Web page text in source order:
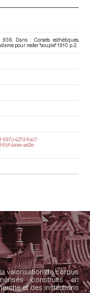
Dans : Corsets esthétiques,
pour rester "souple". 1910. p. 2.
597c-427d-8ac7-
4eae-ae2e-
valorisation de corpus
construits en
et des institutions